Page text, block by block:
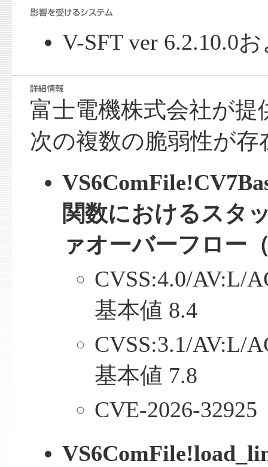
V-SFT ver 6.2.10.0
富士電機株式会社が提
次の複数の脆弱性が存
関数におけるスタ
ァオーバーフロー
CVSS:4.0/AV:L/
基本値 8.4
CVSS:3.1/AV:L/
基本値 7.8
CVE-2026-32925